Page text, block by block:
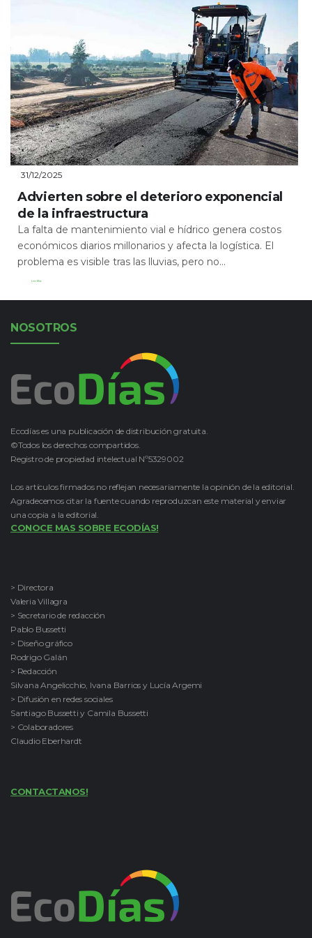
31/12/2025
Advierten sobre el deterioro exponencial
de la infraestructura
La falta de mantenimiento vial e hídrico genera costos
económicos diarios millonarios y afecta la logística. El
problema es visible tras las lluvias, pero no...
Leer Más
NOSOTROS
Ecodías es una publicación de distribución gratuita.
©Todos los derechos compartidos.
Registro de propiedad intelectual Nº5329002
Los artículos firmados no reflejan necesariamente la opinión de la editorial.
Agradecemos citar la fuente cuando reproduzcan este material y enviar
una copia a la editorial.
CONOCE MAS SOBRE ECODÍAS!
> Directora
Valeria Villagra
> Secretario de redacción
Pablo Bussetti
> Diseño gráfico
Rodrigo Galán
> Redacción
Silvana Angelicchio, Ivana Barrios y Lucía Argemi
> Difusión en redes sociales
Santiago Bussetti y Camila Bussetti
> Colaboradores
Claudio Eberhardt
CONTACTANOS!